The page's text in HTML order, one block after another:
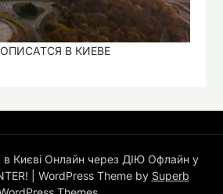
В КИЕВЕ
Онлайн через ДІЮ Офлайн у
| WordPress Theme by Superb